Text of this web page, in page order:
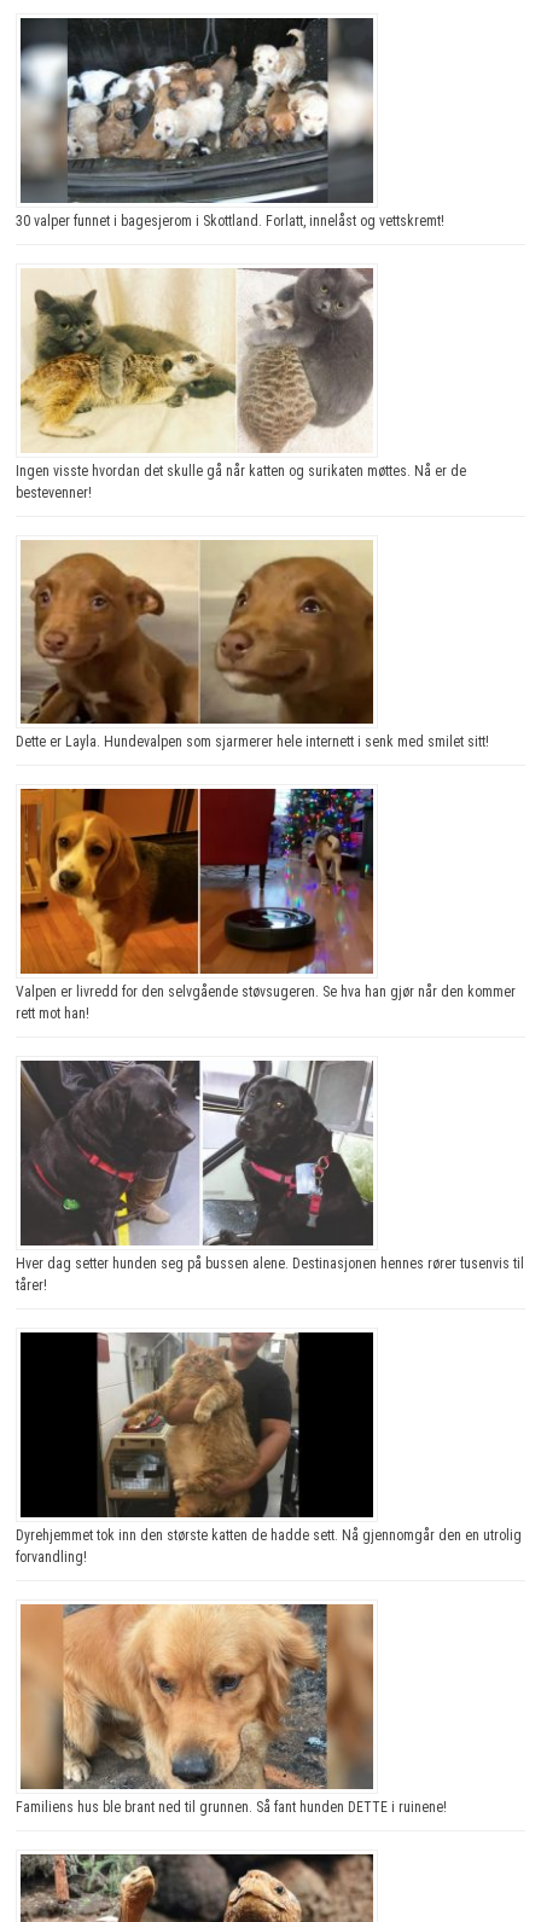
30 valper funnet i bagesjerom i Skottland. Forlatt, innelåst og vettskremt!
Ingen visste hvordan det skulle gå når katten og surikaten møttes. Nå er de
bestevenner!
Dette er Layla. Hundevalpen som sjarmerer hele internett i senk med smilet sitt!
Valpen er livredd for den selvgående støvsugeren. Se hva han gjør når den kommer
rett mot han!
Hver dag setter hunden seg på bussen alene. Destinasjonen hennes rører tusenvis til
tårer!
Dyrehjemmet tok inn den største katten de hadde sett. Nå gjennomgår den en utrolig
forvandling!
Familiens hus ble brant ned til grunnen. Så fant hunden DETTE i ruinene!